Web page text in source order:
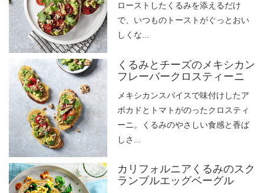
ローストしたくるみを添えるだけ
で、いつものトーストがぐっとおい
しくな...
くるみとチーズのメキシカン
フレーバークロスティーニ
メキシカンスパイスで味付けしたア
ボカドとトマトがのったクロスティ
ーニ。くるみのやさしい食感と香ば
しさ...
カリフォルニアくるみのスク
ランブルエッグベーグル